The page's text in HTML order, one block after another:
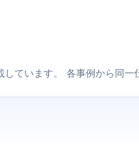
ています。 各事例から同一